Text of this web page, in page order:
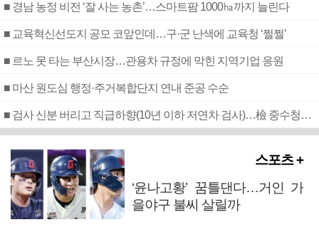
■ 경남 농정 비전 ‘잘 사는 농촌’…스마트팜 1000㏊까지 늘린다
■ 교육혁신선도지 공모 코앞인데…구·군 난색에 교육청 ‘쩔쩔’
■ 르노 못 타는 부산시장…관용차 규정에 막힌 지역기업 응원
■ 마산 원도심 행정·주거복합단지 연내 준공 수순
■ 검사 신분 버리고 직급하향(10년 이하 저연차 검사)…檢 중수청행 기피
스포츠 +
‘윤나고황’ 꿈틀댄다…거인 가
을야구 불씨 살릴까